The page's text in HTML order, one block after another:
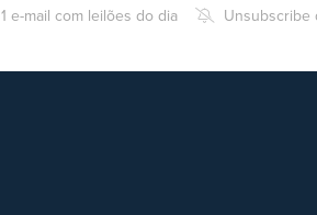
1 e-mail com leilões do dia Unsubscribe